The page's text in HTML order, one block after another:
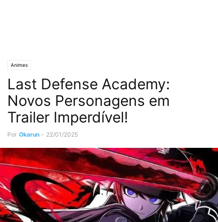
Animes
Last Defense Academy:
Novos Personagens em
Trailer Imperdível!
Por Okarun - 22/01/2025